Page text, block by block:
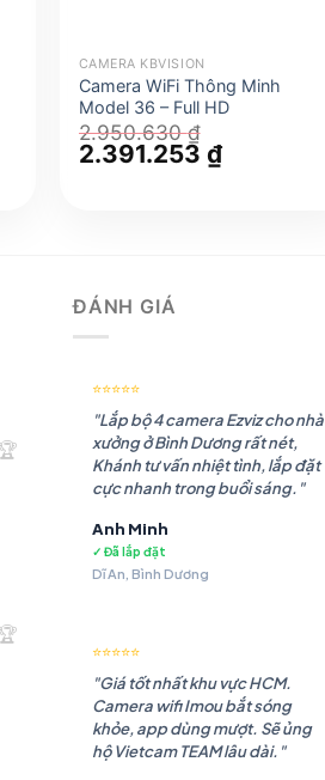
CAMERA KBVISION
Camera WiFi Thông Minh
Model 36 – Full HD
2.950.630₫
Giá
gốc
2.391.253 ₫Giá
hiện
₫.
ĐÁNH GIÁ
⭐⭐⭐⭐⭐
"Lắp bộ 4 camera Ezviz cho nhà
xưởng ở Bình Dương rất nét,
Khánh tư vấn nhiệt tình, lắp đặt
cực nhanh trong buổi sáng."
Anh Minh
✓ Đã lắp đặt
Dĩ An, Bình Dương
⭐⭐⭐⭐⭐
"Giá tốt nhất khu vực HCM.
Camera wifi Imou bắt sóng
khỏe, app dùng mượt. Sẽ ủng
hộ Vietcam TEAM lâu dài."